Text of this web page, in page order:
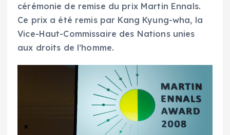
cérémonie de remise du prix Martin Ennals.
Ce prix a été remis par Kang Kyung-wha, la
Vice-Haut-Commissaire des Nations unies
aux droits de l’homme.